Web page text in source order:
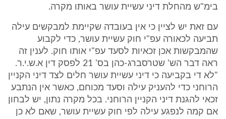
בימ"ש מהחלת דיני עשיית עושר באותו מקרה.
עם זאת יש לציין כי אין בעובדה שקיימת למבקשים עילה
תביעה לכאורה עפ"י חוק עשיית עושר, כדי לקבוע
שהמבקשות אכן זכאיות לסעד עפ"י אותו חוק. לענין זה
ראה דבר הש' שטרסברג-כהן בס' 21 לפסק דין א.ש.י.ר.
"לא די בקביעה כי דיני עשיית עושר חלים לצד דיני הקניין
הרוחני כדי להעניק עילה וסעד מכוחם, כאשר אין הנתבע
זכאי להגנת דיני הקניין הרוחני. בכל מקרה נתון, יש לבחון
אם קמה לנפגע עילה לפי חוק עשיית עושר, שאם לא כן